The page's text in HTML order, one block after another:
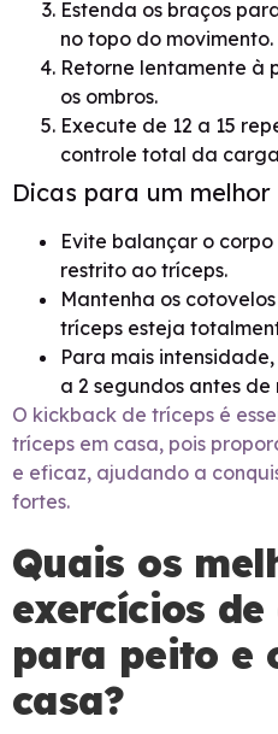
Estenda os braços
no topo do movimento.
Retorne lentamente à
os ombros.
Execute de 12 a 15
controle total da
Dicas para um melhor
Evite balançar o
restrito ao tríceps.
Mantenha os
tríceps esteja
Para mais
a 2 segundos antes de
O kickback de tríceps é
tríceps em casa, pois
e eficaz, ajudando a
fortes.
Quais os
exercícios
para peito e
casa?